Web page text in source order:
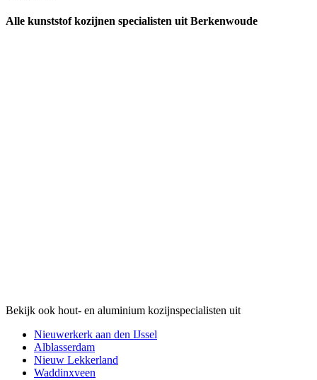
Alle kunststof kozijnen specialisten uit Berkenwoude
Bekijk ook hout- en aluminium kozijnspecialisten uit
Nieuwerkerk aan den IJssel
Alblasserdam
Nieuw Lekkerland
Waddinxveen